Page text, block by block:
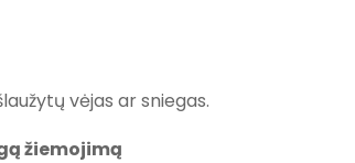
vėjas ar sniegas.
žiemojimą